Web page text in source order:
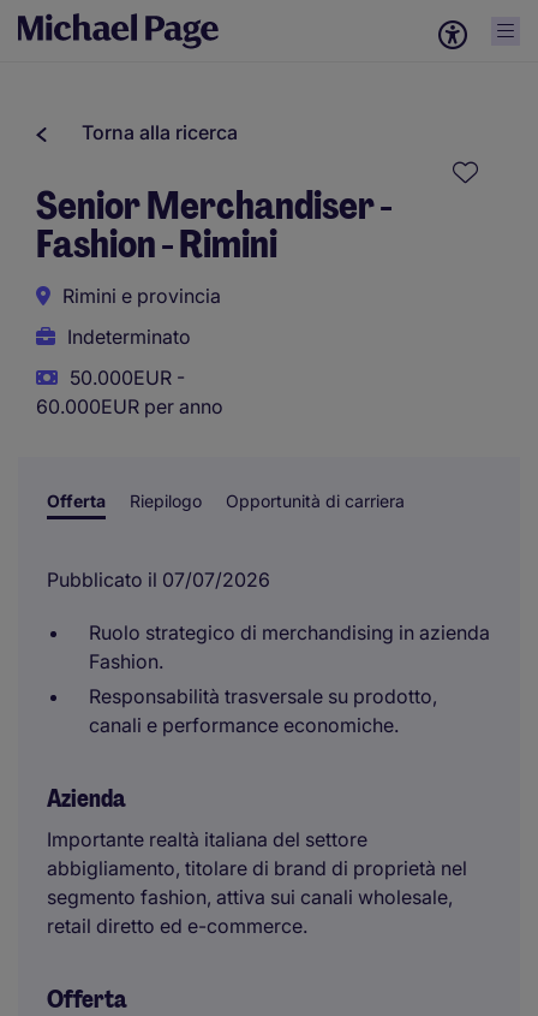
Torna alla ricerca
Senior Merchandiser -
Fashion - Rimini
Rimini e provincia
Indeterminato
50.000EUR -
60.000EUR per anno
Offerta Riepilogo Opportunità di carriera
Pubblicato il 07/07/2026
Ruolo strategico di merchandising in azienda
Fashion.
Responsabilità trasversale su prodotto,
canali e performance economiche.
Azienda
Importante realtà italiana del settore
abbigliamento, titolare di brand di proprietà nel
segmento fashion, attiva sui canali wholesale,
retail diretto ed e-commerce.
Offerta